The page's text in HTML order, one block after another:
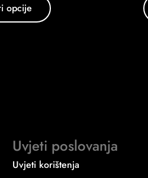
opcije
Uvjeti poslovanja
Uvjeti korištenja